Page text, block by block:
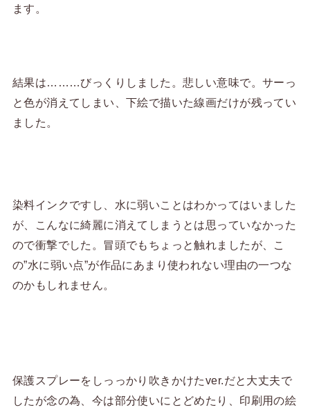
ます。
結果は………びっくりしました。悲しい意味で。サーっ
と色が消えてしまい、下絵で描いた線画だけが残ってい
ました。
染料インクですし、水に弱いことはわかってはいました
が、こんなに綺麗に消えてしまうとは思っていなかった
ので衝撃でした。冒頭でもちょっと触れましたが、こ
の”水に弱い点”が作品にあまり使われない理由の一つな
のかもしれません。
保護スプレーをしっっかり吹きかけたver.だと大丈夫で
したが念の為、今は部分使いにとどめたり、印刷用の絵